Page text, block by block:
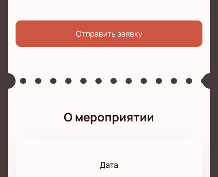
Отправить заявку
О мероприятии
Дата